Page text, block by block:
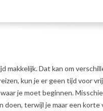
makkelijk. Dat kan om
kun je er geen tijd voor
je moet beginnen.
doen, terwijl je maar een korte